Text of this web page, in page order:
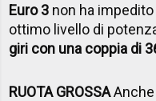
Euro 3 non ha
ottimo livello di
giri con una coppia di
RUOTA GROSSAAnche